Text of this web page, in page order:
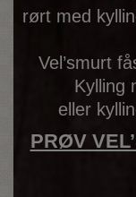
rørt med
Vel’smurt
Kylling
eller
PRØV